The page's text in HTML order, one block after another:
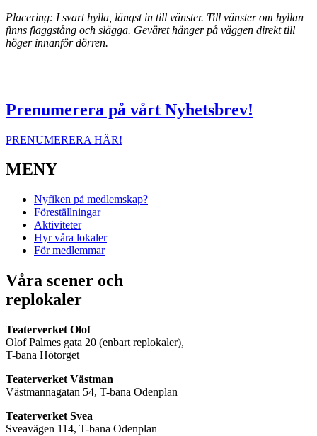
Placering: I svart hylla, längst in till vänster. Till vänster om hyllan
finns flaggstång och slägga. Geväret hänger på väggen direkt till
höger innanför dörren.
Prenumerera på vårt Nyhetsbrev!
PRENUMERERA HÄR!
MENY
Nyfiken på medlemskap?
Föreställningar
Aktiviteter
Hyr våra lokaler
För medlemmar
Våra scener och
replokaler
Teaterverket Olof
Olof Palmes gata 20 (enbart replokaler),
T-bana Hötorget
Teaterverket Västman
Västmannagatan 54, T-bana Odenplan
Teaterverket Svea
Sveavägen 114, T-bana Odenplan